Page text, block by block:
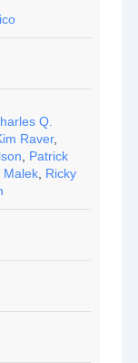
Q.
Raver,
Patrick
Malek Ricky